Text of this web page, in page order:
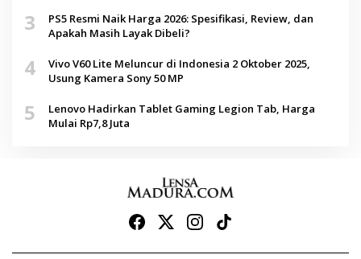
3
PS5 Resmi Naik Harga 2026: Spesifikasi, Review, dan
Apakah Masih Layak Dibeli?
4
Vivo V60 Lite Meluncur di Indonesia 2 Oktober 2025,
Usung Kamera Sony 50 MP
5
Lenovo Hadirkan Tablet Gaming Legion Tab, Harga
Mulai Rp7,8 Juta